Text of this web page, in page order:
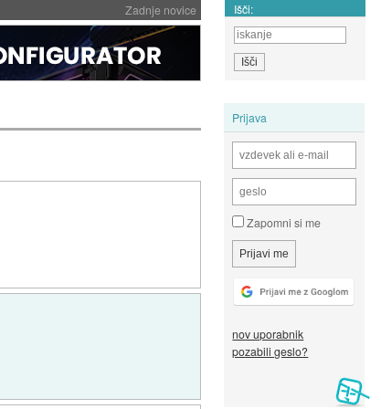
Zadnje novice Išči:
Prijava
Zapomni si me
nov uporabnik
pozabili geslo?